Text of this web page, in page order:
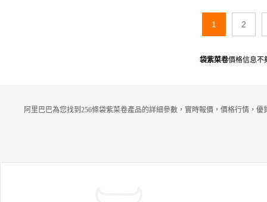
1 2
袋紫菜卷價格信息不
阿里巴巴為您找到256條袋紫菜卷產品的詳細參數，實時報價，價格行情，優